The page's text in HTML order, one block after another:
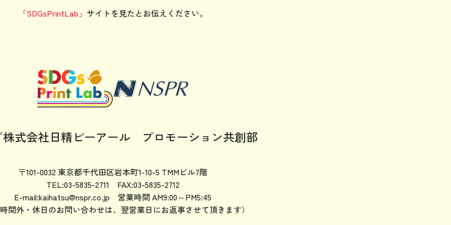
「SDGsPrintLab」 サイトを見たとお伝えください。
株式会社日精ピーアール プロモーション共創部
〒101-0032 東京都千代田区岩本町1-10-5 TMMビル7階
TEL:03-5835-2711 FAX:03-5835-2712
E-mail:kaihatsu@nspr.co.jp 営業時間 AM9:00～PM5:45
時間外・休日のお問い合わせは、 翌営業日にお返事させて頂きます）